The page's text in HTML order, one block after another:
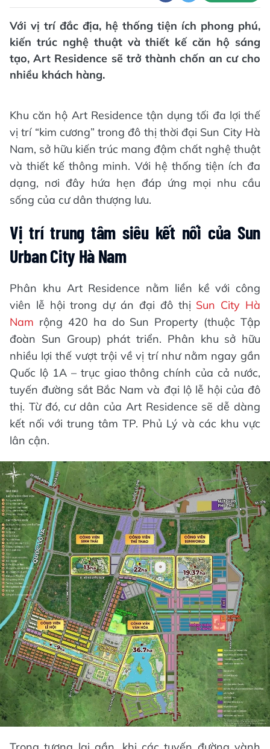
BẠN CẦN BIẾT
Sản phẩm căn hộ nghệ thuật
đẳng cấp Art Residence tại dự
án Sun City Hà Nam
Theo dõi Báo Hà Tĩnh trên
Với vị trí đắc địa, hệ thống tiện ích phong phú,
kiến trúc nghệ thuật và thiết kế căn hộ sáng
tạo, Art Residence sẽ trở thành chốn an cư cho
nhiều khách hàng.
Khu căn hộ Art Residence tận dụng tối đa lợi thế
vị trí “kim cương” trong đô thị thời đại Sun City Hà
Nam, sở hữu kiến trúc mang đậm chất nghệ thuật
và thiết kế thông minh. Với hệ thống tiện ích đa
dạng, nơi đây hứa hẹn đáp ứng mọi nhu cầu
sống của cư dân thượng lưu.